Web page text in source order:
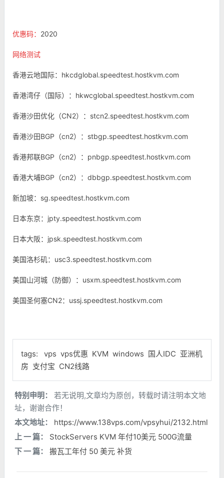
优惠码： 2020
网络测试
香港云地国际：hkcdglobal.speedtest.hostkvm.com
香港湾仔（国际）：hkwcglobal.speedtest.hostkvm.com
香港沙田优化（CN2）：stcn2.speedtest.hostkvm.com
香港沙田BGP（cn2）：stbgp.speedtest.hostkvm.com
香港邦联BGP（cn2）：pnbgp.speedtest.hostkvm.com
香港大埔BGP（cn2）：dbbgp.speedtest.hostkvm.com
新加坡：sg.speedtest.hostkvm.com
日本东京：jpty.speedtest.hostkvm.com
日本大阪：jpsk.speedtest.hostkvm.com
美国洛杉矶：usc3.speedtest.hostkvm.com
美国山河城（防御）：usxm.speedtest.hostkvm.com
美国圣何塞CN2：ussj.speedtest.hostkvm.com
tags: vps vps优惠 KVM windows 国人IDC 亚洲机
房 支付宝 CN2线路
特别申明：
若无说明,文章均为原创，转载时请注明本文地
址，谢谢合作！
本文地址：
https://www.138vps.com/vpsyhui/2132.html
上 一 篇：
StockServers KVM 年付10美元 500G流量
下 一 篇：
搬瓦工年付 50 美元 补货